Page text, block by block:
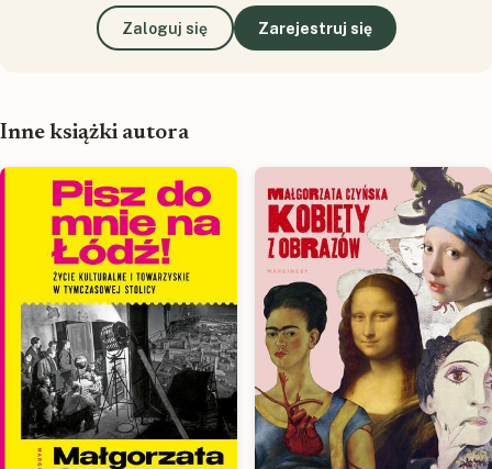
Zaloguj się Zarejestruj się
Inne książki autora